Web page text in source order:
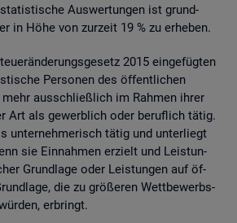
Aus­wer­tun­gen ist grund­
in Höhe von zur­zeit 19 % zu er­he­ben.
2015 ein­ge­füg­ten
Per­so­nen des öf­fent­li­chen
aus­schlie­ß­lich im Rah­men ihrer
Art als ge­werb­lich oder be­ruf­lich tätig.
un­ter­neh­me­risch tätig und un­ter­liegt
sie Ein­nah­men er­zielt und Leis­tun­
Grund­la­ge oder Leis­tun­gen auf öf­
die zu grö­ße­ren Wett­be­werbs­
er­bringt.